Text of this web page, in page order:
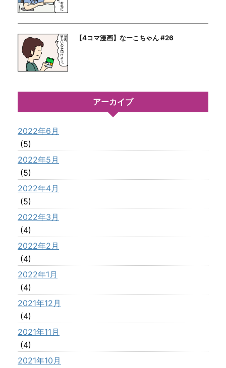
【4コマ漫画】なーこちゃん #26
アーカイブ
2022年6月
(5)
2022年5月
(5)
2022年4月
(5)
2022年3月
(4)
2022年2月
(4)
2022年1月
(4)
2021年12月
(4)
2021年11月
(4)
2021年10月